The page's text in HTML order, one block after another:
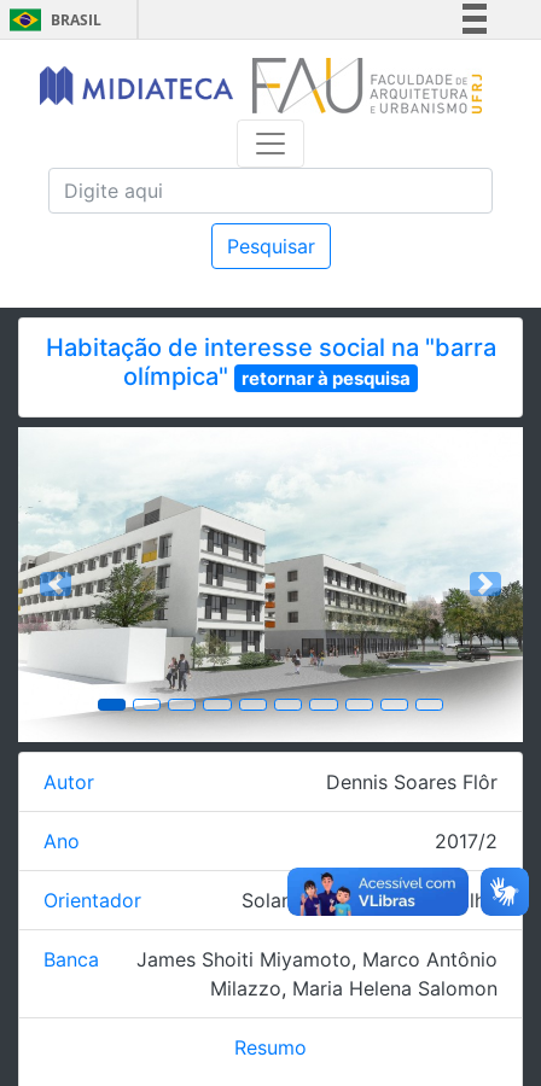
BRASIL
Simplifique!
Comunica BR
Acesso à informação
Pesquisar
Habitação de interesse social na "barra
olímpica"
retornar à pesquisa
Previous Next
Autor Dennis Soares Flôr
Ano 2017/2
Orientador Solange Araujo de Carvalho
Banca James Shoiti Miyamoto, Marco Antônio
Milazzo, Maria Helena Salomon
Resumo